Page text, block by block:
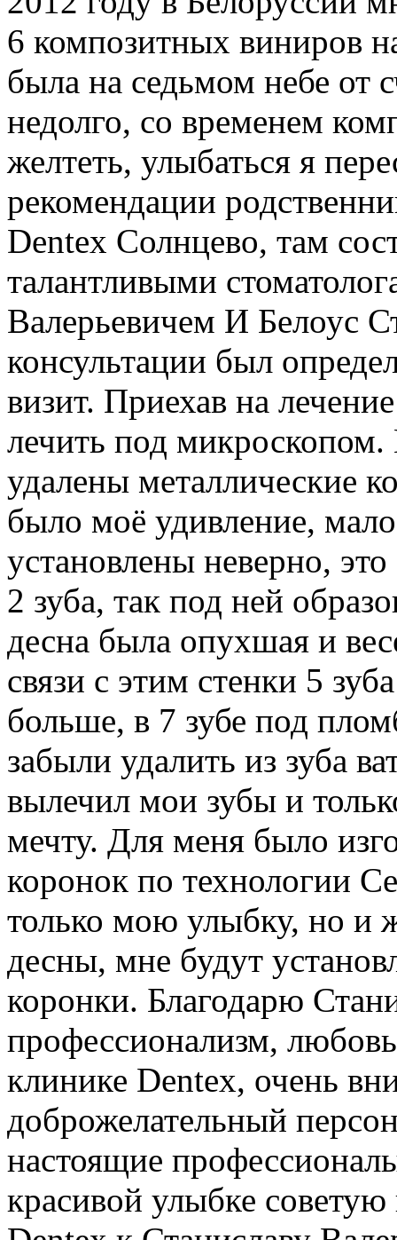
6 композитных виниров
была на седьмом небе от
недолго, со временем
желтеть, улыбаться я
рекомендации
Dentex Солнцево, там
талантливыми
Валерьевичем И Белоус
консультации был
визит. Приехав на
лечить под
удалены металлические
было моё удивление,
установлены неверно,
2 зуба, так под ней
десна была опухшая и
связи с этим стенки 5
больше, в 7 зубе под
забыли удалить из зуба
вылечил мои зубы и
мечту. Для меня было
коронок по технологии
только мою улыбку, но и
десны, мне будут
коронки. Благодарю
профессионализм,
клинике Dentex, очень
доброжелательный
настоящие
красивой улыбке